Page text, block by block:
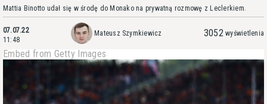
Mattia Binotto udał się w środę do Monako na prywatną rozmowę z Leclerkiem.
07.07.22
11:48
Mateusz Szymkiewicz 3052 wyświetlenia
Embed from Getty Images